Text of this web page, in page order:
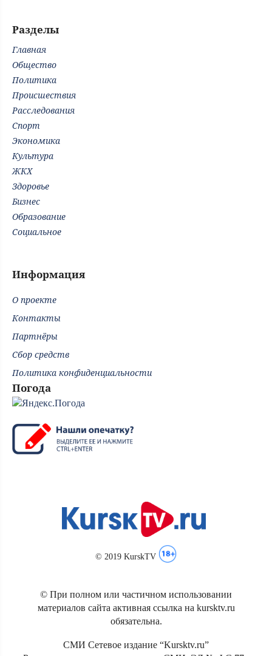
Разделы
Главная
Общество
Политика
Происшествия
Расследования
Спорт
Экономика
Культура
ЖКХ
Здоровье
Бизнес
Образование
Социальное
Информация
О проекте
Контакты
Партнёры
Сбор средств
Политика конфиденциальности
Погода
© 2019 KurskTV
© При полном или частичном использовании
материалов сайта активная ссылка на kursktv.ru
обязательна.
СМИ Сетевое издание “Kursktv.ru”